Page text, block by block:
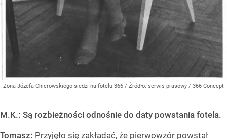
Żona Józefa Chierowskiego siedzi na fotelu 366 / Źródło: serwis prasowy / 366 Concept
M.K.: Są rozbieżności odnośnie do daty powstania fotela.
Tomasz: Przyjęło się zakładać, że pierwowzór powstał